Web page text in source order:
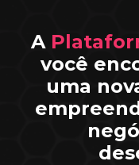
A
você
uma